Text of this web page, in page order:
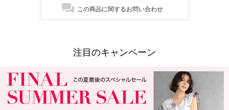
この商品に関するお問い合わせ
注目のキャンペーン